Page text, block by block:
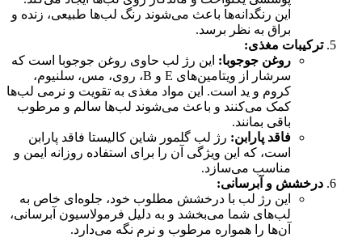
این رنگدانه‌ها باعث می‌شوند رنگ لب‌ها طبیعی، زنده و
براق به نظر برسد.
ترکیبات مغذی:
روغن جوجوبا: این رژ لب حاوی روغن جوجوبا است که
سرشار از ویتامین‌های E و B، روی، مس، سلنیوم،
کروم و ید است. این مواد مغذی به تقویت و نرمی لب‌ها
کمک می‌کنند و باعث می‌شوند لب‌ها سالم و مرطوب
باقی بمانند.
فاقد پارابن: رژ لب گلمور شاین کالیستا فاقد پارابن
است، که این ویژگی آن را برای استفاده روزانه ایمن و
مناسب می‌سازد.
درخشش و آبرسانی:
این رژ لب با درخشش مطلوب خود، جلوه‌ای خاص به
لب‌های شما می‌بخشد و به دلیل فرمولاسیون آبرسانی،
آن‌ها را همواره مرطوب و نرم نگه می‌دارد.